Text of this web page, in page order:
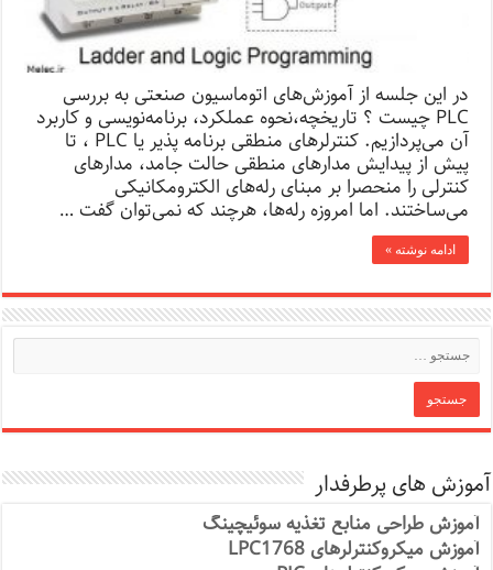
در این جلسه از آموزش‌های اتوماسیون صنعتی به بررسی
PLC چیست‌ ؟ تاریخچه،نحوه‌ عملکرد، برنامه‌نویسی و کاربرد
آن می‌پردازیم. کنترلرهای منطقی برنامه پذیر یا PLC ، تا
پیش از پیدایش مدارهای منطقی حالت جامد، مدارهای
کنترلی را منحصرا بر مبنای رله‌های الکترومکانیکی
می‌ساختند. اما امروزه رله‌ها، هرچند که نمی‌توان گفت …
ادامه نوشته »
آموزش های پرطرفدار
آموزش طراحی منابع تغذیه سوئیچینگ
آموزش میکروکنترلرهای LPC1768